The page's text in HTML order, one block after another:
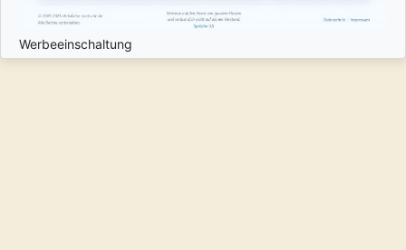
Werbeeinschaltung